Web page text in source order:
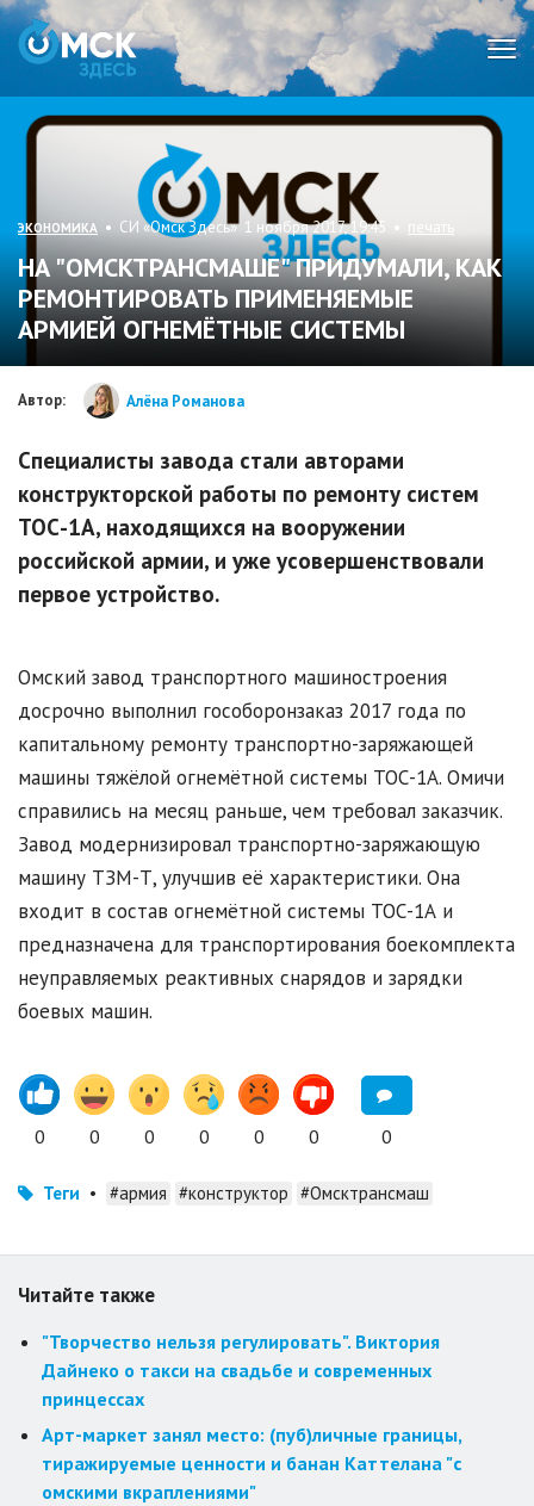
ЭКОНОМИКА • СИ «Омск Здесь» 1 ноября 2017, 19:45 • печать
НА "ОМСКТРАНСМАШЕ" ПРИДУМАЛИ, КАК
РЕМОНТИРОВАТЬ ПРИМЕНЯЕМЫЕ
АРМИЕЙ ОГНЕМЁТНЫЕ СИСТЕМЫ
Автор: Алёна Романова
Специалисты завода стали авторами
конструкторской работы по ремонту систем
ТОС-1А, находящихся на вооружении
российской армии, и уже усовершенствовали
первое устройство.
Омский завод транспортного машиностроения
досрочно выполнил гособоронзаказ 2017 года по
капитальному ремонту транспортно-заряжающей
машины тяжёлой огнемётной системы ТОС-1А. Омичи
справились на месяц раньше, чем требовал заказчик.
Завод модернизировал транспортно-заряжающую
машину ТЗМ-Т, улучшив её характеристики. Она
входит в состав огнемётной системы ТОС-1А и
предназначена для транспортирования боекомплекта
неуправляемых реактивных снарядов и зарядки
боевых машин.
0 0 0 0 0 0 0
Теги • #армия #конструктор #Омсктрансмаш
Читайте также
"Творчество нельзя регулировать". Виктория
Дайнеко о такси на свадьбе и современных
принцессах
Арт-маркет занял место: (пуб)личные границы,
тиражируемые ценности и банан Каттелана "с
омскими вкраплениями"